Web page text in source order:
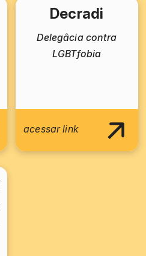
Decradi
Delegâcia contra
LGBTfobia
acessar link